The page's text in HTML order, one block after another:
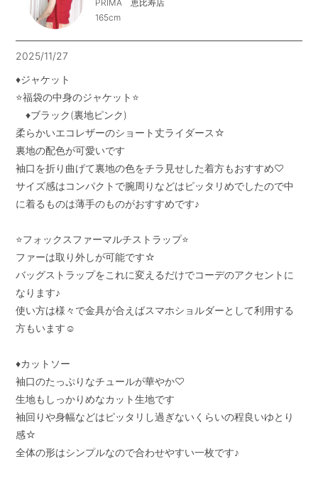
PRIMA 恵比寿店
165cm
2025/11/27
♦︎ジャケット
⭐️福袋の中身のジャケット⭐️
♦︎ブラック(裏地ピンク)
柔らかいエコレザーのショート丈ライダース☆
裏地の配色が可愛いです
袖口を折り曲げて裏地の色をチラ見せした着方もおすすめ♡
サイズ感はコンパクトで腕周りなどはピッタリめでしたので中
に着るものは薄手のものがおすすめです♪
⭐️フォックスファーマルチストラップ⭐️
ファーは取り外しが可能です☆
バッグストラップをこれに変えるだけでコーデのアクセントに
なります♪
使い方は様々で金具が合えばスマホショルダーとして利用する
方もいます☺︎
♦︎カットソー
袖口のたっぷりなチュールが華やか♡
生地もしっかりめなカット生地です
袖回りや身幅などはピッタリし過ぎないくらいの程良いゆとり
感☆
全体の形はシンプルなので合わせやすい一枚です♪